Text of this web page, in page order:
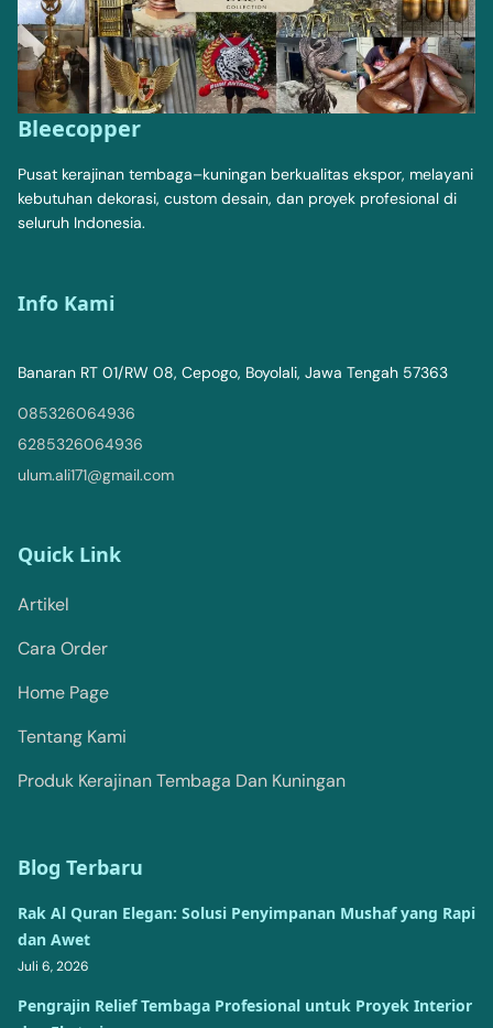
Bleecopper
Pusat kerajinan tembaga–kuningan berkualitas ekspor, melayani
kebutuhan dekorasi, custom desain, dan proyek profesional di
seluruh Indonesia.
Info Kami
Banaran RT 01/RW 08, Cepogo, Boyolali, Jawa Tengah 57363
085326064936
6285326064936
ulum.ali171@gmail.com
Quick Link
Artikel
Cara Order
Home Page
Tentang Kami
Produk Kerajinan Tembaga Dan Kuningan
Blog Terbaru
Rak Al Quran Elegan: Solusi Penyimpanan Mushaf yang Rapi
dan Awet
Juli 6, 2026
Pengrajin Relief Tembaga Profesional untuk Proyek Interior